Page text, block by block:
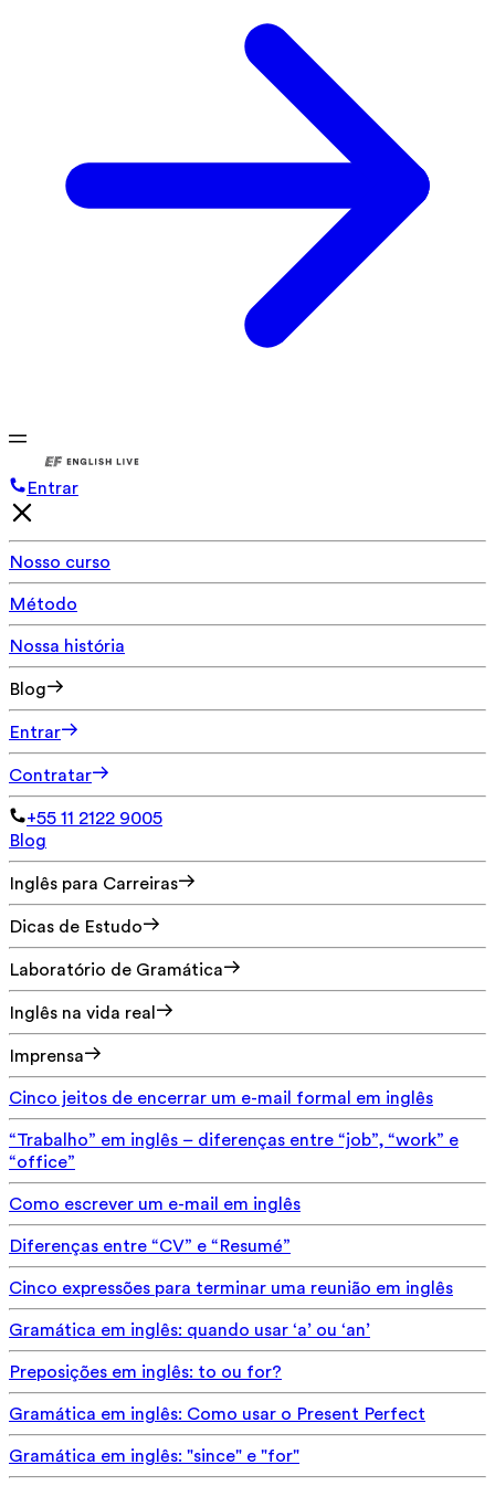
Entrar
Nosso curso
Método
Nossa história
Blog
Entrar
Contratar
+55 11 2122 9005
Blog
Inglês para Carreiras
Dicas de Estudo
Laboratório de Gramática
Inglês na vida real
Imprensa
Cinco jeitos de encerrar um e-mail formal em inglês
“Trabalho” em inglês – diferenças entre “job”, “work” e
“office”
Como escrever um e-mail em inglês
Diferenças entre “CV” e “Resumé”
Cinco expressões para terminar uma reunião em inglês
Gramática em inglês: quando usar ‘a’ ou ‘an’
Preposições em inglês: to ou for?
Gramática em inglês: Como usar o Present Perfect
Gramática em inglês: "since" e "for"